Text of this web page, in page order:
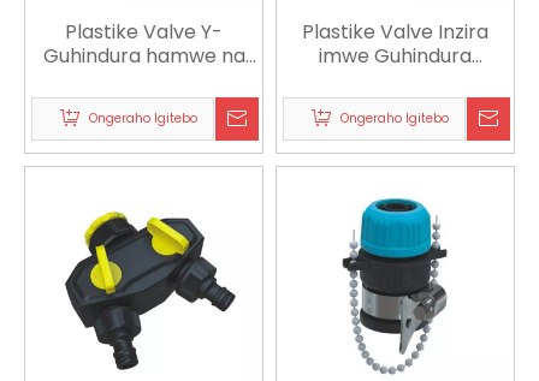
Plastike Valve Y-
Guhindura hamwe na
Kanda Igikoni
Ongeraho Igitebo
Plastike Valve Inzira
imwe Guhindura
Kanda Ubwiherero
Ongeraho Igitebo